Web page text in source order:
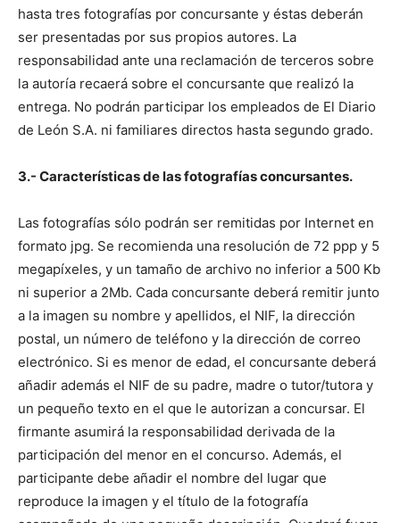
hasta tres fotografías por concursante y éstas deberán
ser presentadas por sus propios autores. La
responsabilidad ante una reclamación de terceros sobre
la autoría recaerá sobre el concursante que realizó la
entrega. No podrán participar los empleados de El Diario
de León S.A. ni familiares directos hasta segundo grado.
3.- Características de las fotografías concursantes.
Las fotografías sólo podrán ser remitidas por Internet en
formato jpg. Se recomienda una resolución de 72 ppp y 5
megapíxeles, y un tamaño de archivo no inferior a 500 Kb
ni superior a 2Mb. Cada concursante deberá remitir junto
a la imagen su nombre y apellidos, el NIF, la dirección
postal, un número de teléfono y la dirección de correo
electrónico. Si es menor de edad, el concursante deberá
añadir además el NIF de su padre, madre o tutor/tutora y
un pequeño texto en el que le autorizan a concursar. El
firmante asumirá la responsabilidad derivada de la
participación del menor en el concurso. Además, el
participante debe añadir el nombre del lugar que
reproduce la imagen y el título de la fotografía